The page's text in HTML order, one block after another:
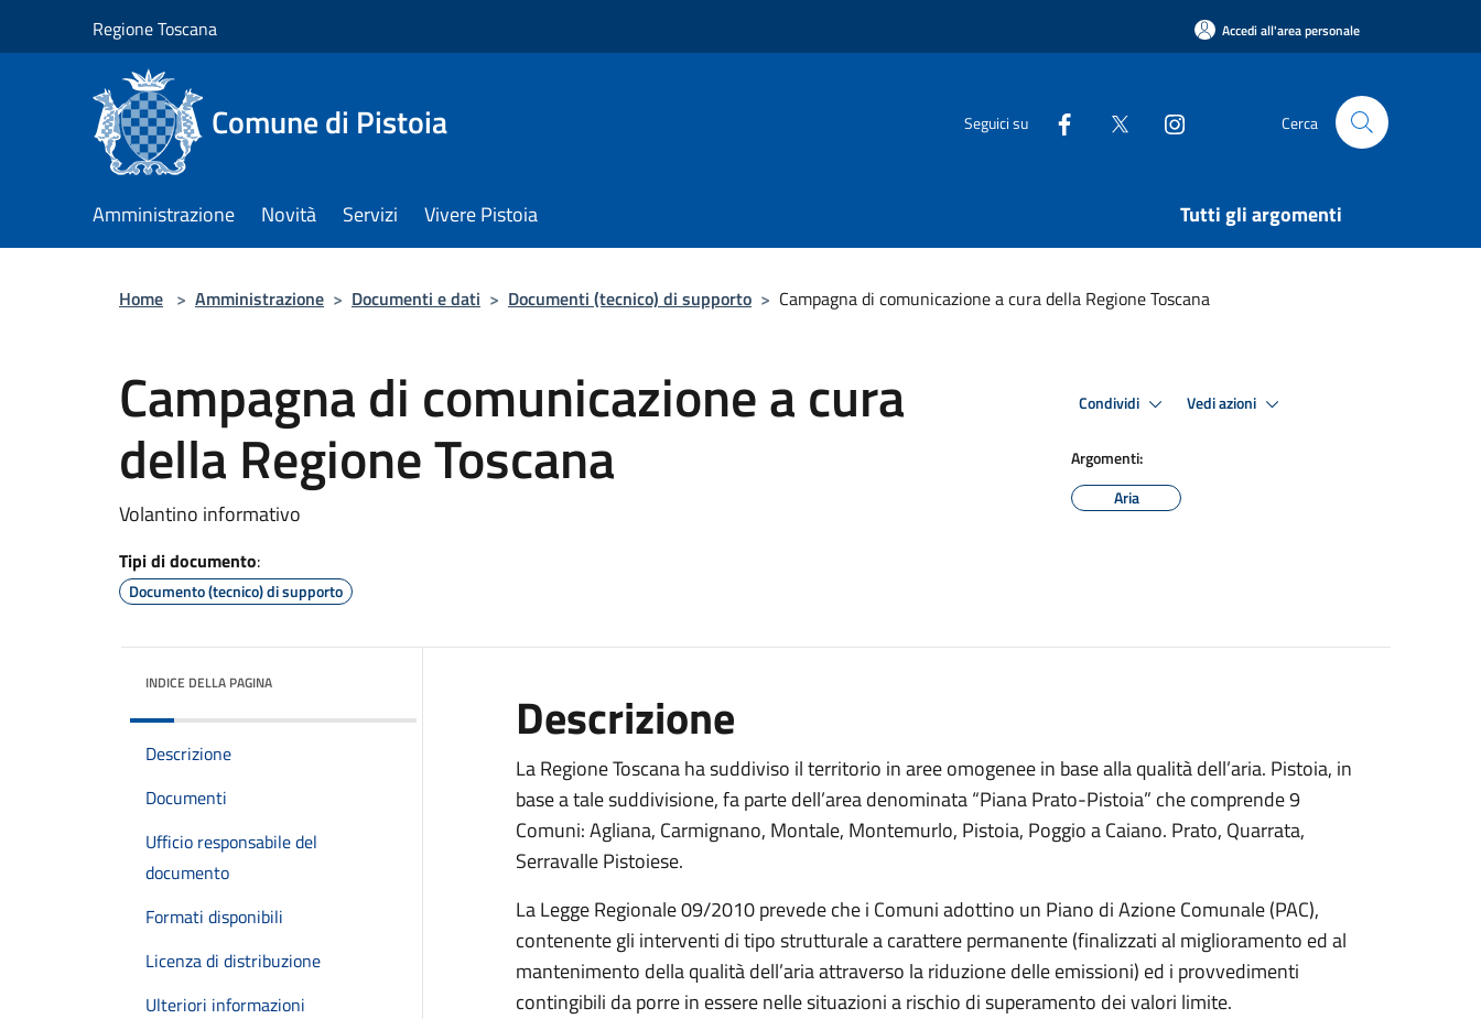
Regione Toscana Accedi all'area personale
Comune di Pistoia Seguici su Cerca
Amministrazione Novità Servizi Vivere Pistoia Tutti gli argomenti
Home > Amministrazione > Documenti e dati > Documenti (tecnico) di supporto > Campagna di comunicazione a cura della Regione Toscana
Campagna di comunicazione a cura
della Regione Toscana
Volantino informativo
Tipi di documento:
Documento (tecnico) di supporto
Condividi Vedi azioni
Argomenti:
Aria
INDICE DELLA PAGINA
Descrizione
Documenti
Ufficio responsabile del
documento
Formati disponibili
Licenza di distribuzione
Ulteriori informazioni
Descrizione
La Regione Toscana ha suddiviso il territorio in aree omogenee in base alla qualità dell’aria. Pistoia, in
base a tale suddivisione, fa parte dell’area denominata “Piana Prato-Pistoia” che comprende 9
Comuni: Agliana, Carmignano, Montale, Montemurlo, Pistoia, Poggio a Caiano. Prato, Quarrata,
Serravalle Pistoiese.
La Legge Regionale 09/2010 prevede che i Comuni adottino un Piano di Azione Comunale (PAC),
contenente gli interventi di tipo strutturale a carattere permanente (finalizzati al miglioramento ed al
mantenimento della qualità dell’aria attraverso la riduzione delle emissioni) ed i provvedimenti
contingibili da porre in essere nelle situazioni a rischio di superamento dei valori limite.